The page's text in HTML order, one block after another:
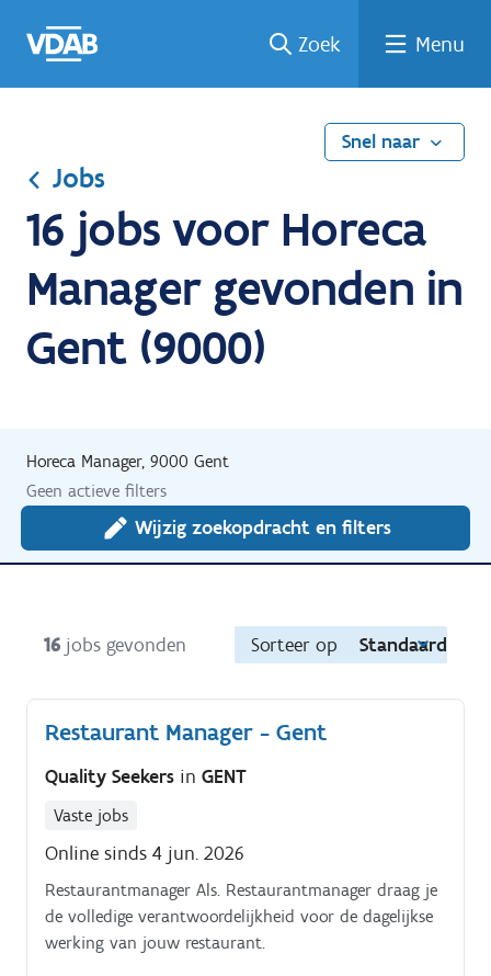
naar
een
een
job
naar
Zoek Menu
Snel naar
Jobs
16 jobs voor Horeca
Manager gevonden in
Gent (9000)
Horeca Manager, 9000 Gent
Geen actieve filters
Wijzig zoekopdracht en filters
16 jobs gevonden Sorteer op Standaard
Restaurant Manager - Gent
Quality Seekers in GENT
Vaste jobs
Online sinds 4 jun. 2026
Restaurantmanager Als. Restaurantmanager draag je
de volledige verantwoordelijkheid voor de dagelijkse
werking van jouw restaurant.